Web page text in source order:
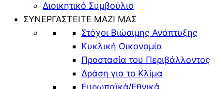
Διοικητικό Συμβούλιο
ΣΥΝΕΡΓΑΣΤΕΙΤΕ ΜΑΖΙ ΜΑΣ
Στόχοι Βιώσιμης Ανάπτυξης
Κυκλική Οικονομία
Προστασία του Περιβάλλοντος
Δράση για το Κλίμα
Ευρωπαϊκά/Εθνικά